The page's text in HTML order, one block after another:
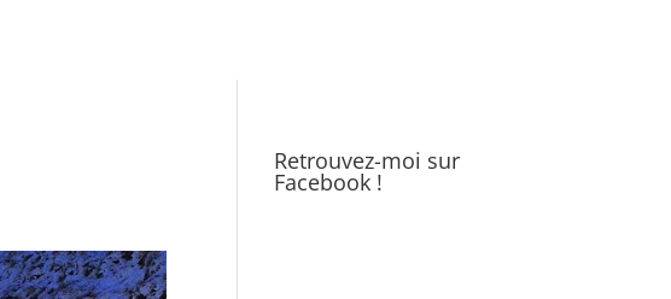
Retrouvez-moi sur
Facebook !